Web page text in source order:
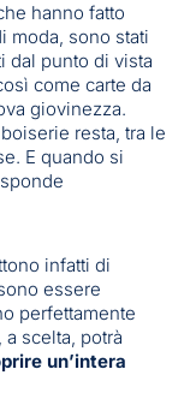
hanno fatto
moda, sono stati
dal punto di vista
come carte da
giovinezza.
resta, tra le
E quando si
infatti di
essere
perfettamente
scelta, potrà
un’intera